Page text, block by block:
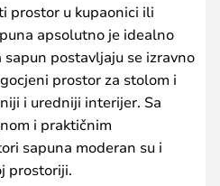
prostor u kupaonici ili
apsolutno je idealno
postavljaju se izravno
prostor za stolom i
i uredniji interijer. Sa
i praktičnim
sapuna moderan su i
prostoriji.